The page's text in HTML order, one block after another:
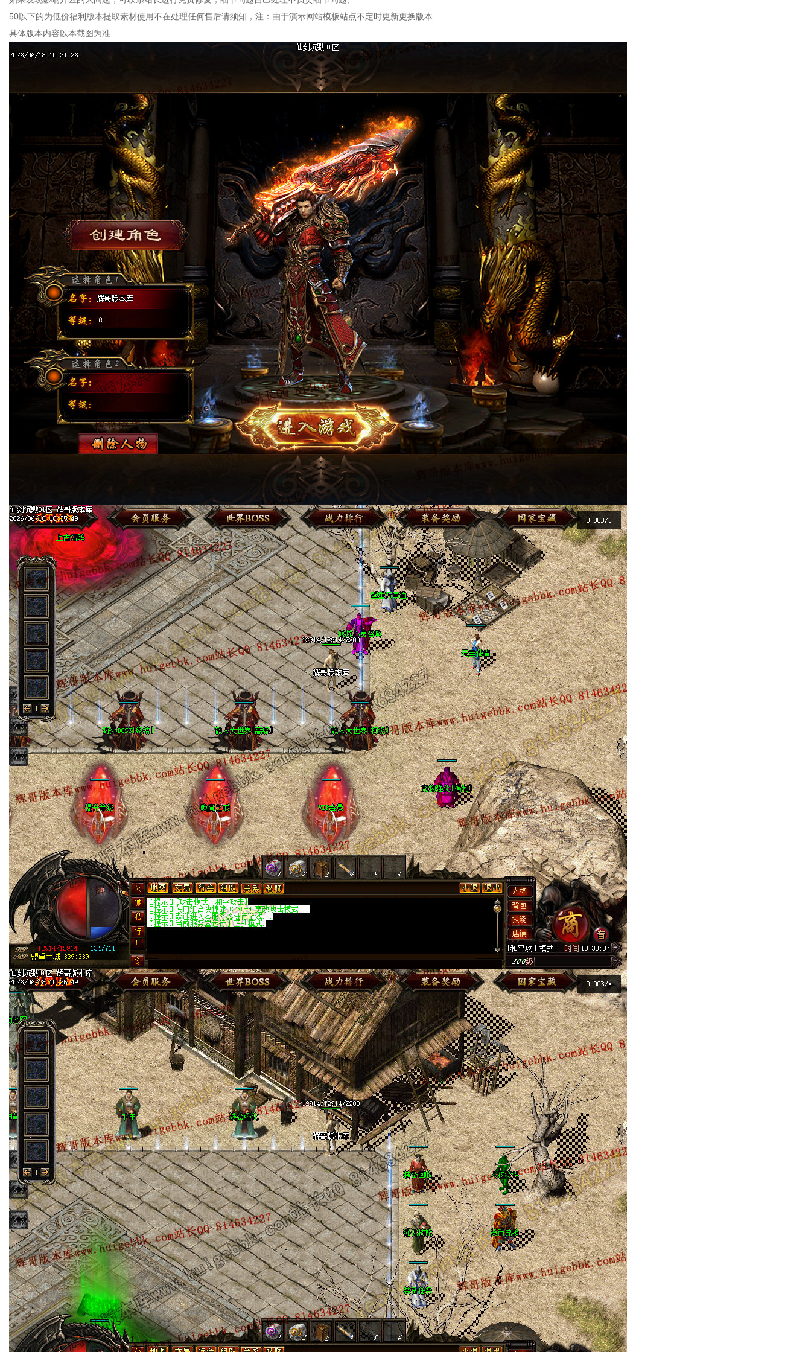
50以下的为低价福利版本提取素材使用不在处理任何售后请须知，注：由于演示网站模板站点不定时更新更换版本
具体版本内容以本截图为准